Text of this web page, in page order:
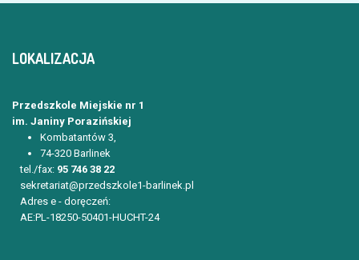
LOKALIZACJA
Przedszkole Miejskie nr 1
im. Janiny Porazińskiej
Kombatantów 3,
74-320 Barlinek
tel./fax: 95 746 38 22
sekretariat@przedszkole1-barlinek.pl
Adres e - doręczeń:
AE:PL-18250-50401-HUCHT-24